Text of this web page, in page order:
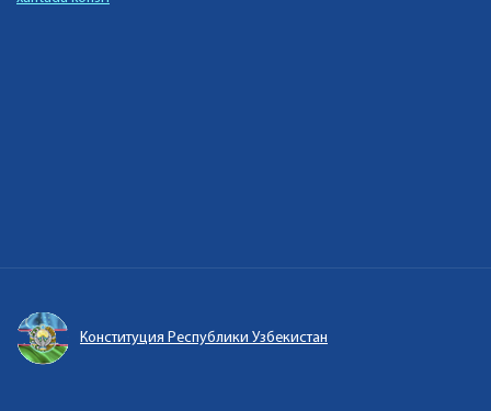
Конституция Республики Узбекистан